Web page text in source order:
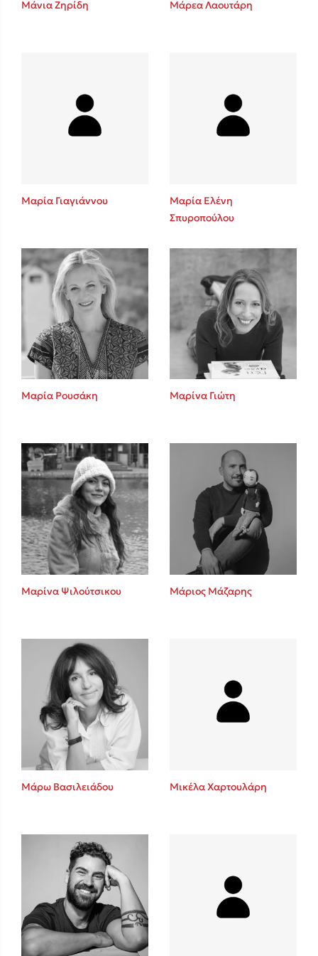
Playlist
Στέφανος Ξενάκης
Το λεξικό της ζωής σου
Κώστας Κρομμύδας
Το λιμάνι μου είσαι εσύ
Ιωάννης Γλωσσόπουλος
Ένας γίγαντας στο σχολείο
Πάνω, κάτω, μπροστά, πίσω
Mel Robbins
Η μέθοδος Αφήστε τους
Δημοφιλείς Συγγραφείς
Φυστίκι ΠουΚυλάει
Παύλος Καστανάς
Μάνια Ζηρίδη Μάρεα Λαουτάρη
Μαρία Γιαγιάννου
Μαρία Ελένη
Σπυροπούλου
Μαρία Ρουσάκη Μαρίνα Γιώτη
Μαρίνα Ψιλούτσικου Μάριος Μάζαρης
Μάρω Βασιλειάδου Μικέλα Χαρτουλάρη